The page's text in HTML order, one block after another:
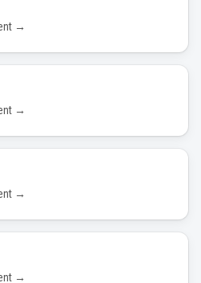
→
→
→
→